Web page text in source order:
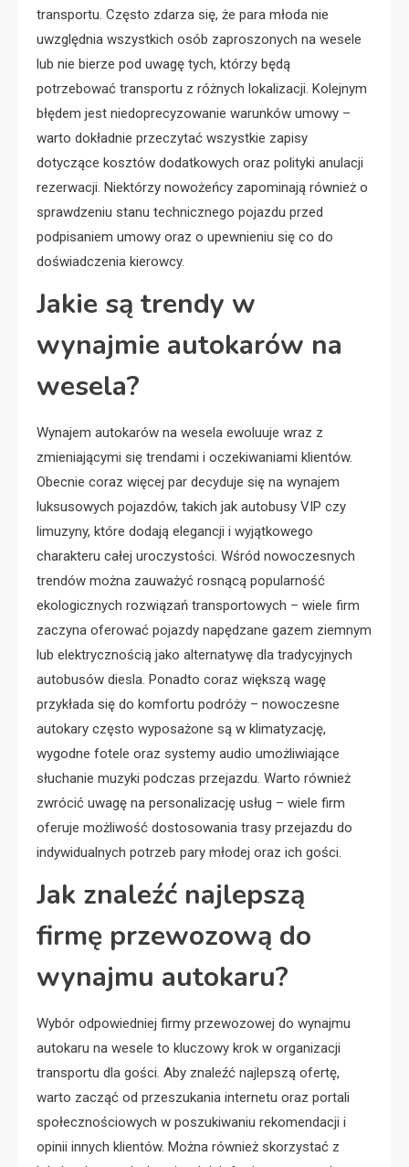
transportu. Często zdarza się, że para młoda nie
uwzględnia wszystkich osób zaproszonych na wesele
lub nie bierze pod uwagę tych, którzy będą
potrzebować transportu z różnych lokalizacji. Kolejnym
błędem jest niedoprecyzowanie warunków umowy –
warto dokładnie przeczytać wszystkie zapisy
dotyczące kosztów dodatkowych oraz polityki anulacji
rezerwacji. Niektórzy nowożeńcy zapominają również o
sprawdzeniu stanu technicznego pojazdu przed
podpisaniem umowy oraz o upewnieniu się co do
doświadczenia kierowcy.
Jakie są trendy w
wynajmie autokarów na
wesela?
Wynajem autokarów na wesela ewoluuje wraz z
zmieniającymi się trendami i oczekiwaniami klientów.
Obecnie coraz więcej par decyduje się na wynajem
luksusowych pojazdów, takich jak autobusy VIP czy
limuzyny, które dodają elegancji i wyjątkowego
charakteru całej uroczystości. Wśród nowoczesnych
trendów można zauważyć rosnącą popularność
ekologicznych rozwiązań transportowych – wiele firm
zaczyna oferować pojazdy napędzane gazem ziemnym
lub elektrycznością jako alternatywę dla tradycyjnych
autobusów diesla. Ponadto coraz większą wagę
przykłada się do komfortu podróży – nowoczesne
autokary często wyposażone są w klimatyzację,
wygodne fotele oraz systemy audio umożliwiające
słuchanie muzyki podczas przejazdu. Warto również
zwrócić uwagę na personalizację usług – wiele firm
oferuje możliwość dostosowania trasy przejazdu do
indywidualnych potrzeb pary młodej oraz ich gości.
Jak znaleźć najlepszą
firmę przewozową do
wynajmu autokaru?
Wybór odpowiedniej firmy przewozowej do wynajmu
autokaru na wesele to kluczowy krok w organizacji
transportu dla gości. Aby znaleźć najlepszą ofertę,
warto zacząć od przeszukania internetu oraz portali
społecznościowych w poszukiwaniu rekomendacji i
opinii innych klientów. Można również skorzystać z